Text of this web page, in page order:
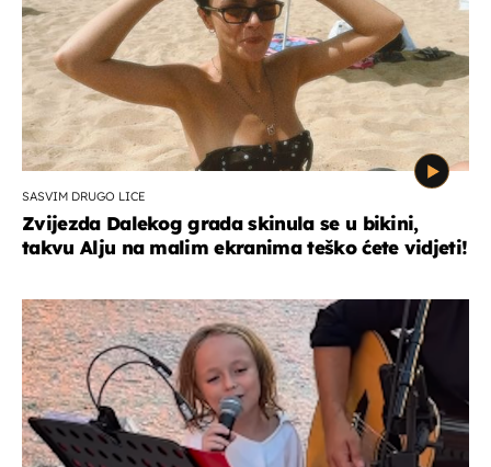
SASVIM DRUGO LICE
Zvijezda Dalekog grada skinula se u bikini,
takvu Alju na malim ekranima teško ćete vidjeti!